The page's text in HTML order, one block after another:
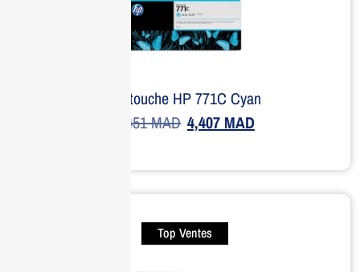
Cartouche HP 771C Cyan
4,451MAD 4,407 MAD
Top Ventes